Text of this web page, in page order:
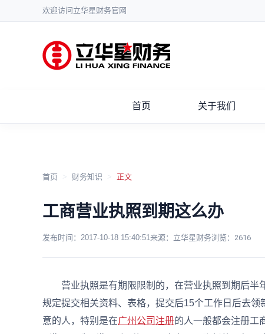
欢迎访问立华星财务官网
首页 关于我们
首页 财务知识 正文
工商营业执照到期这么办
发布时间： 2017-10-18 15:40:51来源：立华星财务浏览： 2616
营业执照是有期限限制的，在营业执照到期后半
规定提交相关资料、表格，提交后15个工作日后去
意的人，特别是在广州公司注册的人一般都会注册工